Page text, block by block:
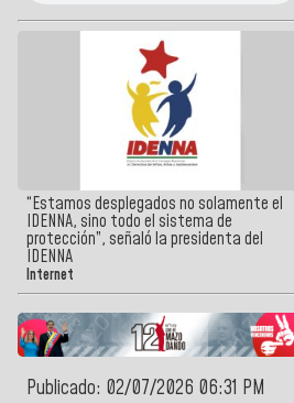
“Estamos desplegados no solamente el
IDENNA, sino todo el sistema de
protección”, señaló la presidenta del
IDENNA
Internet
Publicado: 02/07/2026 06:31 PM